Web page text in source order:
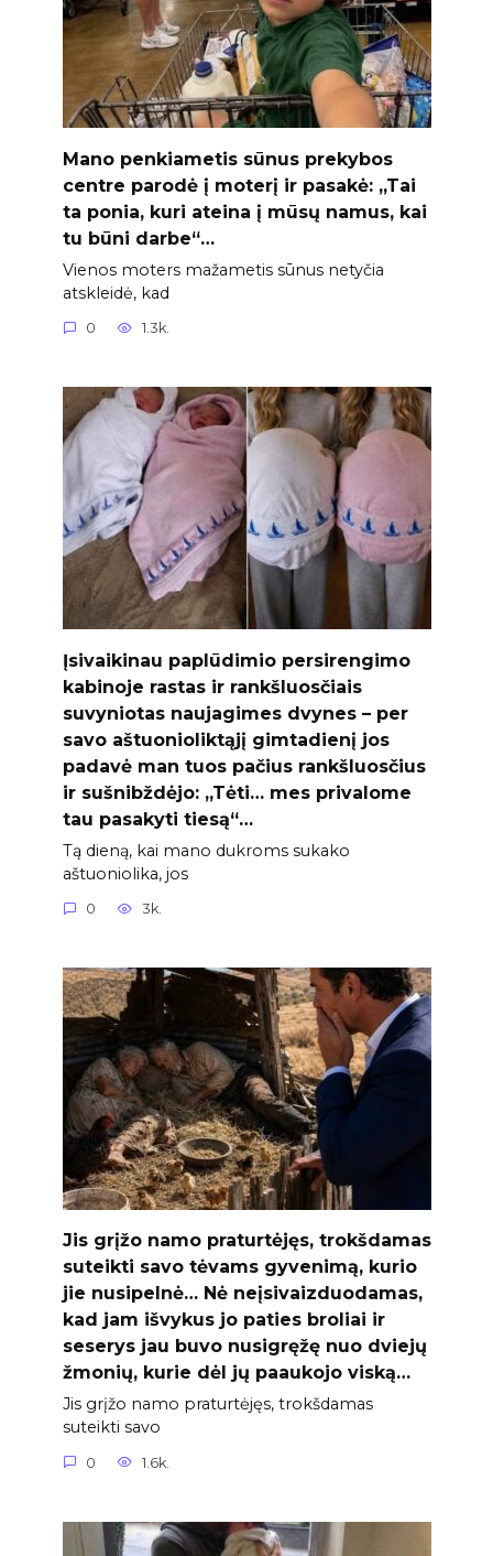
Mano penkiametis sūnus prekybos
centre parodė į moterį ir pasakė: „Tai
ta ponia, kuri ateina į mūsų namus, kai
tu būni darbe“…
Vienos moters mažametis sūnus netyčia
atskleidė, kad
0 1.3k.
Įsivaikinau paplūdimio persirengimo
kabinoje rastas ir rankšluosčiais
suvyniotas naujagimes dvynes – per
savo aštuonioliktąjį gimtadienį jos
padavė man tuos pačius rankšluosčius
ir sušnibždėjo: „Tėti… mes privalome
tau pasakyti tiesą“…
Tą dieną, kai mano dukroms sukako
aštuoniolika, jos
0 3k.
Jis grįžo namo praturtėjęs, trokšdamas
suteikti savo tėvams gyvenimą, kurio
jie nusipelnė… Nė neįsivaizduodamas,
kad jam išvykus jo paties broliai ir
seserys jau buvo nusigręžę nuo dviejų
žmonių, kurie dėl jų paaukojo viską…
Jis grįžo namo praturtėjęs, trokšdamas
suteikti savo
0 1.6k.